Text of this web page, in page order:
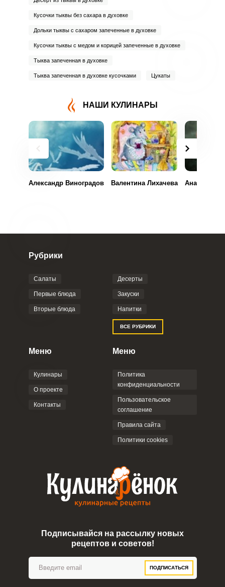
Кусочки тыквы без сахара в духовке
Дольки тыквы с сахаром запеченные в духовке
Кусочки тыквы с медом и корицей запеченные в духовке
Тыква запеченная в духовке
Тыква запеченная в духовке кусочками Цукаты
НАШИ КУЛИНАРЫ
Александр Виноградов Валентина Лихачева Анастасия
Рубрики
Салаты
Первые блюда
Вторые блюда
Десерты
Закуски
Напитки
ВСЕ РУБРИКИ
Меню
Кулинары
О проекте
Контакты
Меню
Политика
конфиденциальности
Пользовательское
соглашение
Правила сайта
Политики cookies
Подписывайся на рассылку новых
рецептов и советов!
ПОДПИСАТЬСЯ